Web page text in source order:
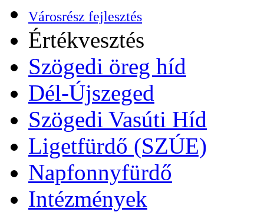
Városrész fejlesztés
Értékvesztés
Szögedi öreg híd
Dél-Újszeged
Szögedi Vasúti Híd
Ligetfürdő (SZÚE)
Napfonnyfürdő
Intézmények